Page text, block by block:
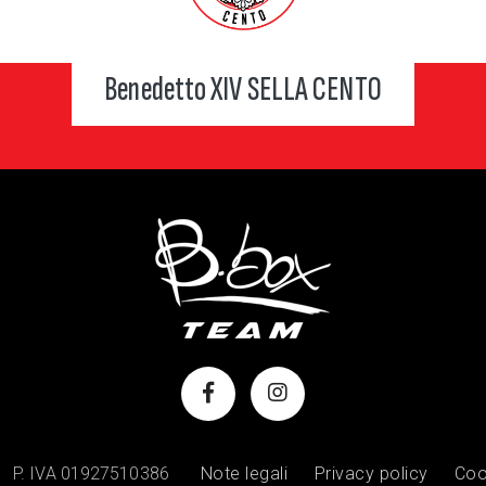
Benedetto XIV SELLA CENTO
P. IVA 01927510386 Note legali Privacy policy